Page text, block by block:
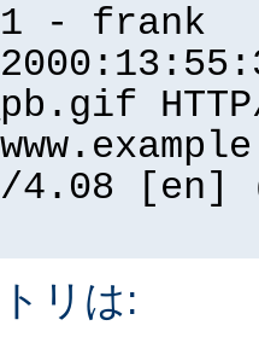
- frank
4.08 [en]
リは: